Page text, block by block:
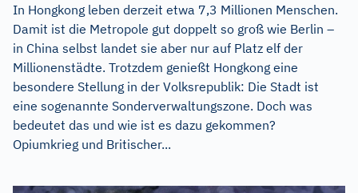
In Hongkong leben derzeit etwa 7,3 Millionen Menschen.
Damit ist die Metropole gut doppelt so groß wie Berlin –
in China selbst landet sie aber nur auf Platz elf der
Millionenstädte. Trotzdem genießt Hongkong eine
besondere Stellung in der Volksrepublik: Die Stadt ist
eine sogenannte Sonderverwaltungszone. Doch was
bedeutet das und wie ist es dazu gekommen?
Opiumkrieg und Britischer...